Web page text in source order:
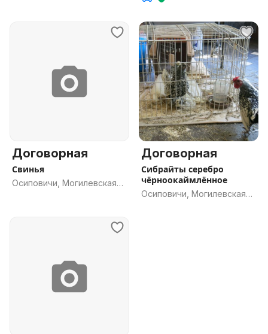
Договорная
Свинья
Осиповичи, Могилевская
Договорная
Сибрайты серебро
чёрноокаймлённое
Осиповичи, Могилевская